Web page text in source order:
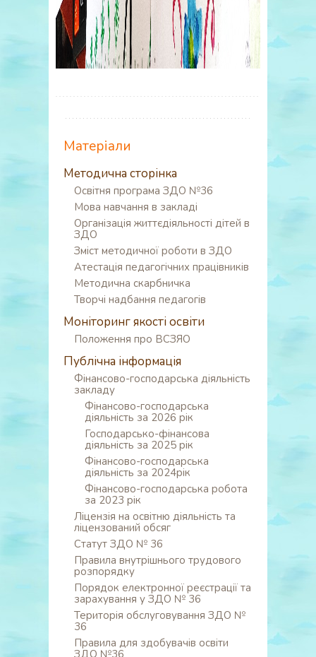
Матеріали
Методична сторінка
Освітня програма ЗДО №36
Мова навчання в закладі
Організація життєдіяльності дітей в
ЗДО
Зміст методичної роботи в ЗДО
Атестація педагогічних працівників
Методична скарбничка
Творчі надбання педагогів
Моніторинг якості освіти
Положення про ВСЗЯО
Публічна інформація
Фінансово-господарська діяльність
закладу
Фінансово-господарська
діяльність за 2026 рік
Господарсько-фінансова
діяльність за 2025 рік
Фінансово-господарська
діяльність за 2024рік
Фінансово-господарська робота
за 2023 рік
Ліцензія на освітню діяльність та
ліцензований обсяг
Статут ЗДО № 36
Правила внутрішнього трудового
розпорядку
Порядок електронної реєстрації та
зарахування у ЗДО № 36
Територія обслуговування ЗДО №
36
Правила для здобувачів освіти
ЗДО №36